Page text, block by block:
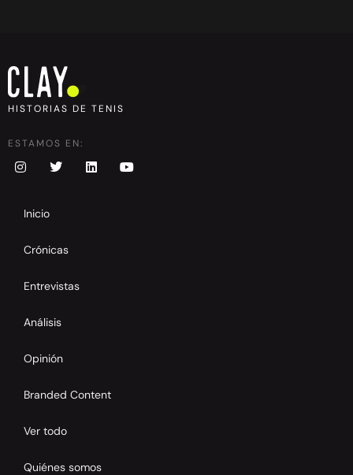
HISTORIAS DE TENIS
ESTAMOS EN:
Inicio
Crónicas
Entrevistas
Análisis
Opinión
Branded Content
Ver todo
Quiénes somos